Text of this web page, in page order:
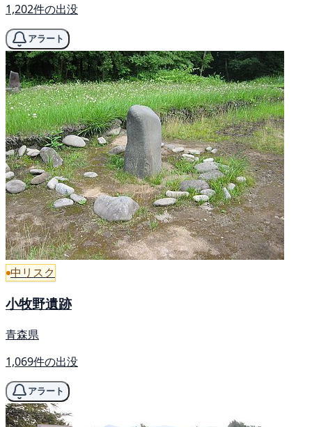
1,202件の出没
アラート
中リスク
小牧野遺跡
青森県
1,069件の出没
アラート